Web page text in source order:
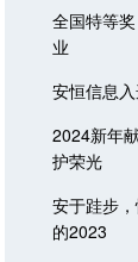
全国特等
业
安恒信息
2024新年
护荣光
安于跬步
的2023